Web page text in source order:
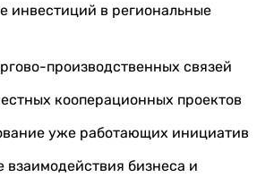
инвестиций в региональные
производственных связей
кооперационных проектов
уже работающих инициатив
бизнеса и